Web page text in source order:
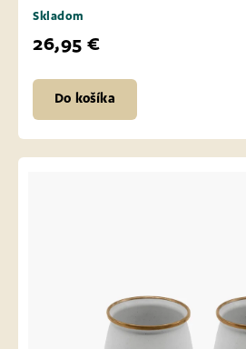
Skladom
26,95 €
Do košíka